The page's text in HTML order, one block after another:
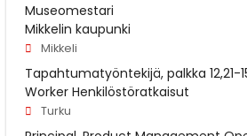
Museomestari
Mikkelin kaupunki
Mikkeli
Tapahtumatyöntekijä, palkka 12,21-
Worker Henkilöstöratkaisut
Turku